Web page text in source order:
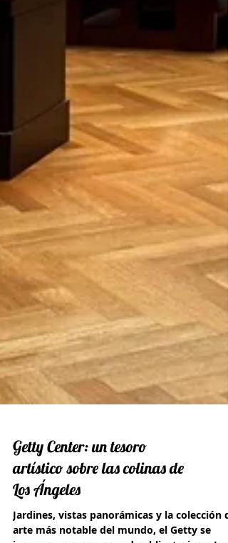
Getty Center: un tesoro
artístico sobre las colinas de
Los Ángeles